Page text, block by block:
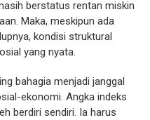
berstatus rentan miskin
Maka, meskipun ada
kondisi struktural
yang nyata.
bahagia menjadi janggal
ekonomi. Angka indeks
berdiri sendiri. Ia harus